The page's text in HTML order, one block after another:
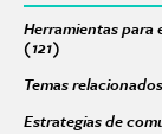
Herramientas para
(121) Apply
Temas
Estrategias de